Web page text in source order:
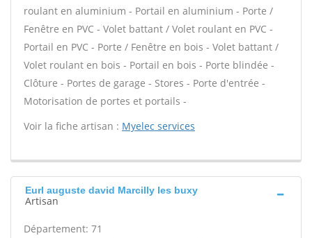
roulant en aluminium - Portail en aluminium - Porte /
Fenêtre en PVC - Volet battant / Volet roulant en PVC -
Portail en PVC - Porte / Fenêtre en bois - Volet battant /
Volet roulant en bois - Portail en bois - Porte blindée -
Clôture - Portes de garage - Stores - Porte d'entrée -
Motorisation de portes et portails -
Voir la fiche artisan : Myelec services
Eurl auguste david Marcilly les buxy
Artisan
Département: 71